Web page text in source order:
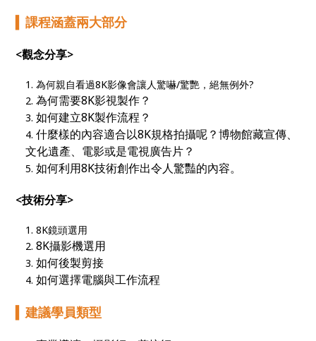
▍課程涵蓋兩大部分
<觀念分享>
為何親自看過8K影像會讓人驚嚇/驚艷，絕無例外?
為何需要8K影視製作？
如何建立8K製作流程？
什麼樣的內容適合以8K規格拍攝呢？博物館藏宣傳、
文化遺產、電影或是電視廣告片？
如何利用8K技術創作出令人驚豔的內容。
<技術分享>
8K鏡頭選用
8K攝影機選用
如何後製剪接
如何選擇電腦與工作流程
▍建議學員類型